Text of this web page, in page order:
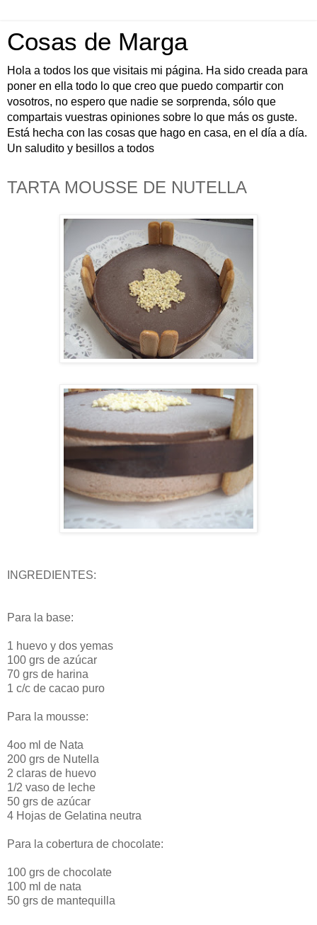
Cosas de Marga
Hola a todos los que visitais mi página. Ha sido creada para
poner en ella todo lo que creo que puedo compartir con
vosotros, no espero que nadie se sorprenda, sólo que
compartais vuestras opiniones sobre lo que más os guste.
Está hecha con las cosas que hago en casa, en el día a día.
Un saludito y besillos a todos
TARTA MOUSSE DE NUTELLA
INGREDIENTES:
Para la base:
1 huevo y dos yemas
100 grs de azúcar
70 grs de harina
1 c/c de cacao puro
Para la mousse:
4oo ml de Nata
200 grs de Nutella
2 claras de huevo
1/2 vaso de leche
50 grs de azúcar
4 Hojas de Gelatina neutra
Para la cobertura de chocolate:
100 grs de chocolate
100 ml de nata
50 grs de mantequilla